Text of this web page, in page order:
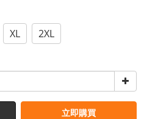
XL 2XL
立即購買